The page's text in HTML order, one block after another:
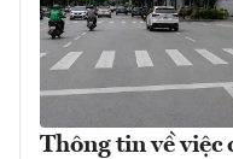
Thông tin về việc